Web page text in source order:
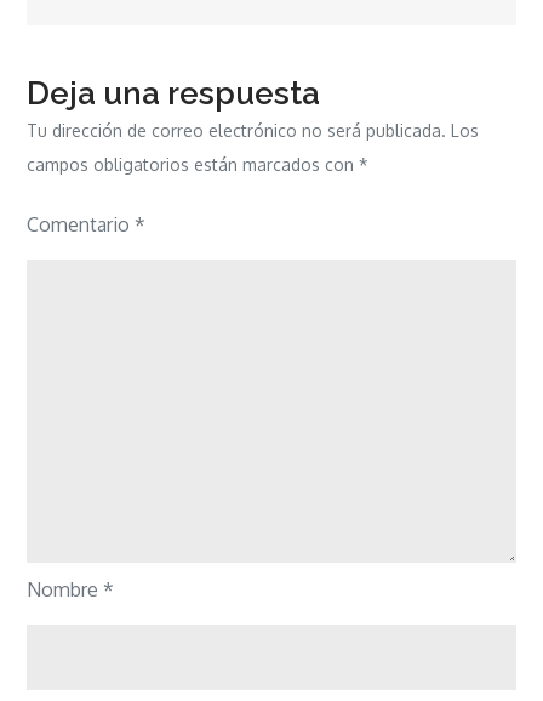
Deja una respuesta
Tu dirección de correo electrónico no será publicada. Los
campos obligatorios están marcados con*
Comentario *
Nombre *